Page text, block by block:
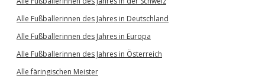
Alle Fußballerinnen des Jahres in Deutschland
Alle Fußballerinnen des Jahres in Europa
Alle Fußballerinnen des Jahres in Österreich
Alle färingischen Meister